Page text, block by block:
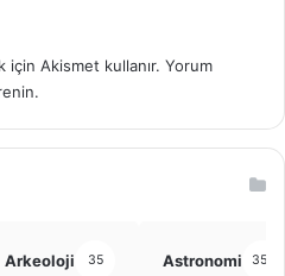
Akismet kullanır. Yorum
Arkeoloji 35 Astronomi 355